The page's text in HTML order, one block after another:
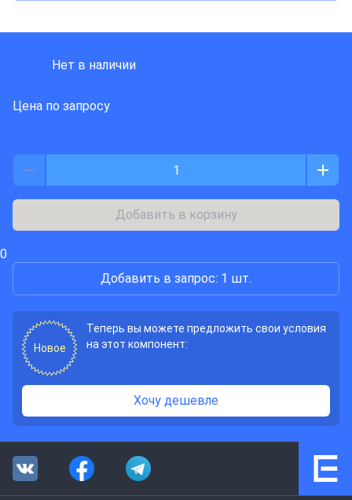
Нет в наличии
Цена по запросу
Добавить в корзину
0
Добавить в запрос: 1 шт.
Новое
Теперь вы можете предложить свои условия
на этот компонент:
Хочу дешевле